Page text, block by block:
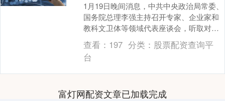
1月19日晚间消息，中共中央政治局常委、
国务院总理李强主持召开专家、企业家和
教科文卫体等领域代表座谈会，听取对政
府工作报告、“十五五”规划纲要草案的意见
建议。 ....
查看： 197 分类： 股票配资查询平
台
富灯网配资文章已加载完成